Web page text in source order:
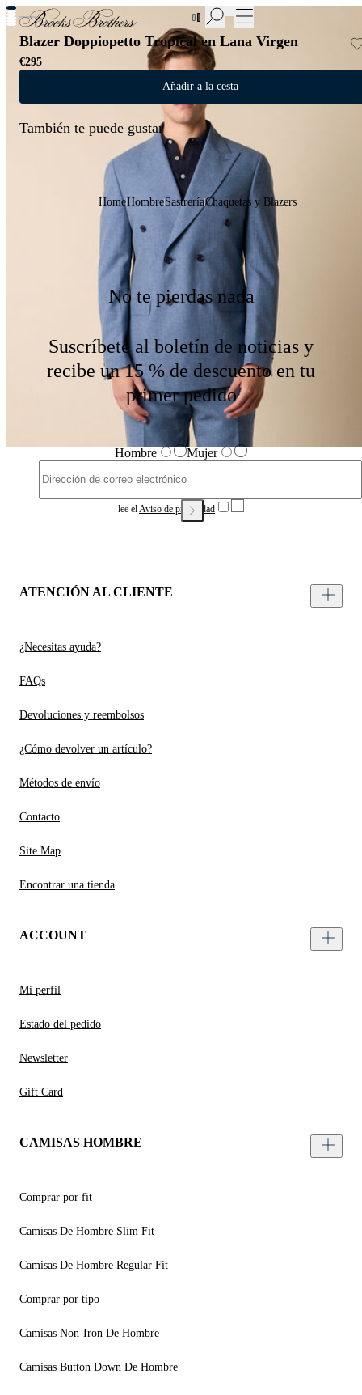
Nuevas incorporaciones a las Rebajas | Hasta 50%
Blazer Doppiopetto Tropical en Lana Virgen
€295
Añadir a la cesta
También te puede gustar
HomeHombreSastreríaChaquetas y Blazers
No te pierdas nada
Suscríbete al boletín de noticias y
recibe un 15 % de descuento en tu
primer pedido
Hombre Mujer
lee elAviso de privacidad
ATENCIÓN AL CLIENTE
¿Necesitas ayuda?
FAQs
Devoluciones y reembolsos
¿Cómo devolver un artículo?
Métodos de envío
Contacto
Site Map
Encontrar una tienda
ACCOUNT
Mi perfil
Estado del pedido
Newsletter
Gift Card
CAMISAS HOMBRE
Comprar por fit
Camisas De Hombre Slim Fit
Camisas De Hombre Regular Fit
Comprar por tipo
Camisas Non-Iron De Hombre
Camisas Button Down De Hombre